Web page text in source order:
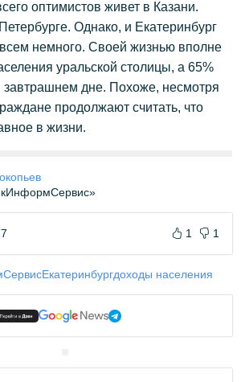
оптимистов живет в Казани.
Однако, и Екатеринбург
немного. Своей жизнью вполне
уральской столицы, а 65%
дне. Похоже, несмотря
продолжают считать, что
в жизни.
1 1
Екатеринбургдоходы населения